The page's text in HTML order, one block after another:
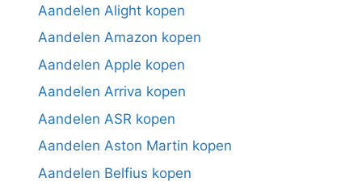
Aandelen Alight kopen
Aandelen Amazon kopen
Aandelen Apple kopen
Aandelen Arriva kopen
Aandelen ASR kopen
Aandelen Aston Martin kopen
Aandelen Belfius kopen